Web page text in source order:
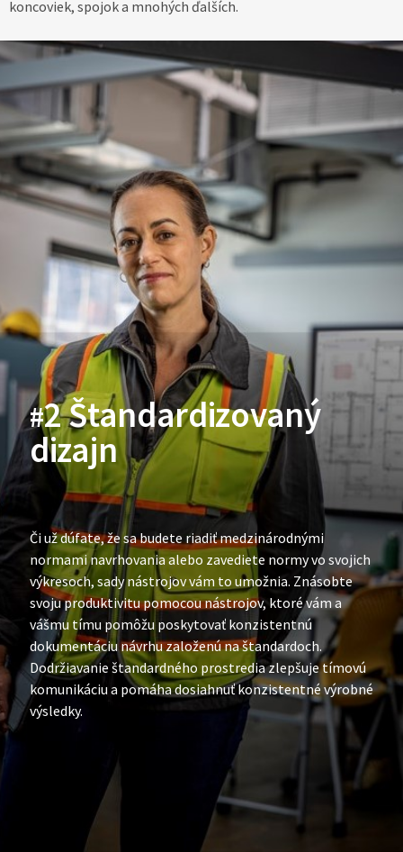
koncoviek, spojok a mnohých ďalších.
#2 Štandardizovaný
dizajn
Či už dúfate, že sa budete riadiť medzinárodnými
normami navrhovania alebo zavediete normy vo svojich
výkresoch, sady nástrojov vám to umožnia. Znásobte
svoju produktivitu pomocou nástrojov, ktoré vám a
vášmu tímu pomôžu poskytovať konzistentnú
dokumentáciu návrhu založenú na štandardoch.
Dodržiavanie štandardného prostredia zlepšuje tímovú
komunikáciu a pomáha dosiahnuť konzistentné výrobné
výsledky.